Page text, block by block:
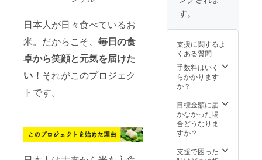
日本人が日々食べているお
米。だからこそ、 毎日の食
卓から笑顔と元気を届けた
い！ それがこのプロジェク
トです。
293番地
リ
2021年
産 内容
量：5㎏
精米時
期：適
送する
前日ま
たは当
日） 販
福田農
園 栃木
10月の
称：精
米 原料
玄米：
単一原
料米 産
地： 栃
シヒカ
リ
2021年
カー》
6cm×1
2cm ・
デザイ
ンは現
在準備
中で
限定で
す。 ※
送料込
す。 ※
栃木県
２）発
起人 福
田幸恵
からの
お礼の
お手紙
ルス
テッ
カー
カー》
米で
す。 無
洗米：
とがず
に軽く
水洗い
OK！ お
届けす
るもの
米 20kg
上白・
の3種類
からお
選びい
ただけ
ます。
ヌカを
取り除
いた一
般的な
す。 上
す。
支援に関するよ
くある質問
手数料はいく
らかかります
か？
目標金額に届
かなかった場
合どうなりま
すか？
支援で困った